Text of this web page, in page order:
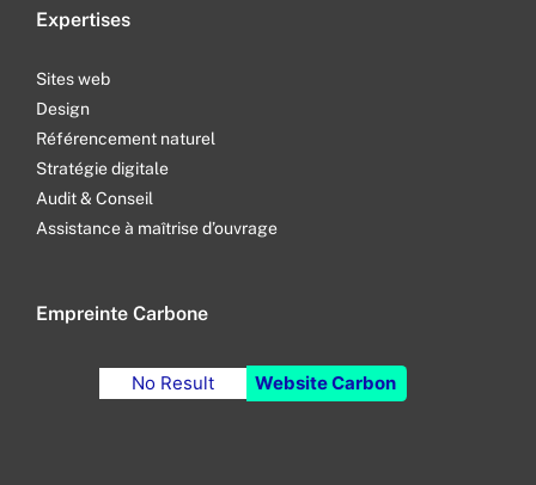
Expertises
Sites web
Design
Référencement naturel
Stratégie digitale
Audit & Conseil
Assistance à maîtrise d’ouvrage
Empreinte Carbone
No Result Website Carbon